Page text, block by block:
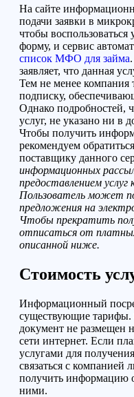
На сайте
подачи заявки в
чтобы воспользоваться
форму, и сервис
список МФО для займа
заявляет, что данная
Тем не менее компания
подписку,
Однако подробностей,
услуг, не указано ни в
Чтобы получить
рекомендуем
поставщику данного
информационных
предоставлением
Пользователь может
предложения на
Чтобы прекратить
отписаться от
описанной ниже.
Стоимость
Информационный
существующие тарифы.
документ не размещен
сети интернет. Если
услугами для
связаться с
получить информацию
ними.